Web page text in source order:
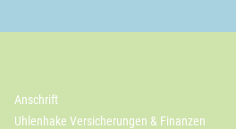
Anschrift
Uhlenhake Versicherungen & Finanzen